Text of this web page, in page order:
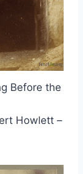
Before the
Howlett –